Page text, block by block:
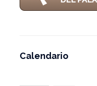
Calendario